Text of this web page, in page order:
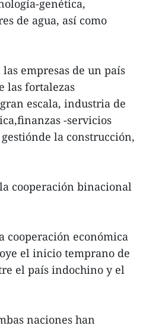
genética,
de agua, así como
empresas de un país
las fortalezas
escala, industria de
-servicios
la construcción,
cooperación binacional
cooperación económica
el inicio temprano de
el país indochino y el
naciones han